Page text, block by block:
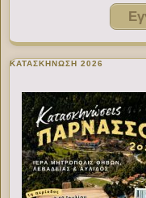
ΚΑΤΑΣΚΗΝΩΣΗ 2026